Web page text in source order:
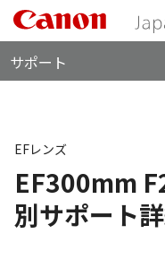
サポート
EF300mm
別サポート
EFレンズ